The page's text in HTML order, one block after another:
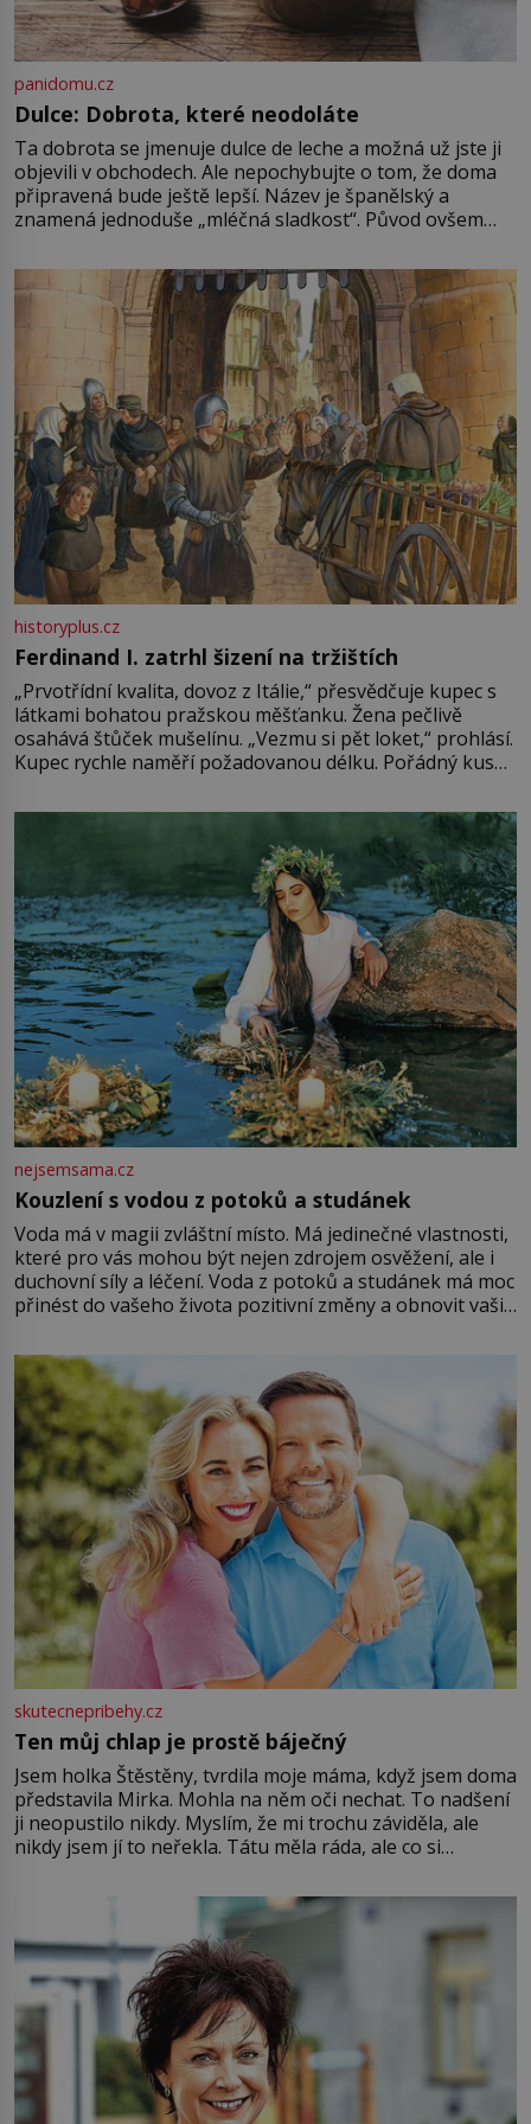
panidomu.cz
Dulce: Dobrota, které neodoláte
Ta dobrota se jmenuje dulce de leche a možná už jste ji
objevili v obchodech. Ale nepochybujte o tom, že doma
připravená bude ještě lepší. Název je španělský a
znamená jednoduše „mléčná sladkost“. Původ ovšem
pře hned několik latinskoamerických zemí a k tomu
Francie, kde se traduje,
historyplus.cz
Ferdinand I. zatrhl šizení na tržištích
„Prvotřídní kvalita, dovoz z Itálie,“ přesvědčuje kupec s
látkami bohatou pražskou měšťanku. Žena pečlivě
osahává štůček mušelínu. „Vezmu si pět loket,“ prohlásí.
Kupec rychle naměří požadovanou délku. Pořádný kus
milostpaní. Stačí jenom na sukni,“ zhodnotí švadlena
množství růžového mušelínu. „Ošidili vás, podívejte.“
nejsemsama.cz
Kouzlení s vodou z potoků a studánek
Voda má v magii zvláštní místo. Má jedinečné vlastnosti,
které pro vás mohou být nejen zdrojem osvěžení, ale i
duchovní síly a léčení. Voda z potoků a studánek má moc
přinést do vašeho života pozitivní změny a obnovit vaši
můžete obohatit své rituály a přinést do svého života
větší harmonii a klid. Je důležité
skutecnepribehy.cz
Ten můj chlap je prostě báječný
Jsem holka Štěstěny, tvrdila moje máma, když jsem doma
představila Mirka. Mohla na něm oči nechat. To nadšení
ji neopustilo nikdy. Myslím, že mi trochu záviděla, ale
nikdy jsem jí to neřekla. Tátu měla ráda, ale co si
Jsme spolu moc rádi Tehdy byla jiná doba, když